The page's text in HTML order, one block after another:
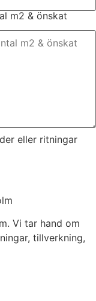
m2 & önskat
eller ritningar
Vi tar hand om
tillverkning,